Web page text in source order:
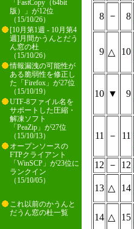
「FastCopy（64bit
版）」が12位
（15/10/26）
[10月第1週 - 10月第4
週]月間かうんとだう
ん窓の杜
（15/10/26）
情報漏洩の可能性が
ある脆弱性を修正し
た「Firefox」が27位
（15/10/19）
UTF-8ファイル名を
サポートした圧縮・
解凍ソフト
「PeaZip」が27位
（15/10/13）
オープンソースの
FTPクライアント
「WinSCP」が23位に
ランクイン
（15/10/05）
これ以前のかうんと
だうん窓の杜一覧
8 － 8
9 △ 10
10 ▼ 9
11 － 11
12
－ 12
13 △ 14
14 △ 15